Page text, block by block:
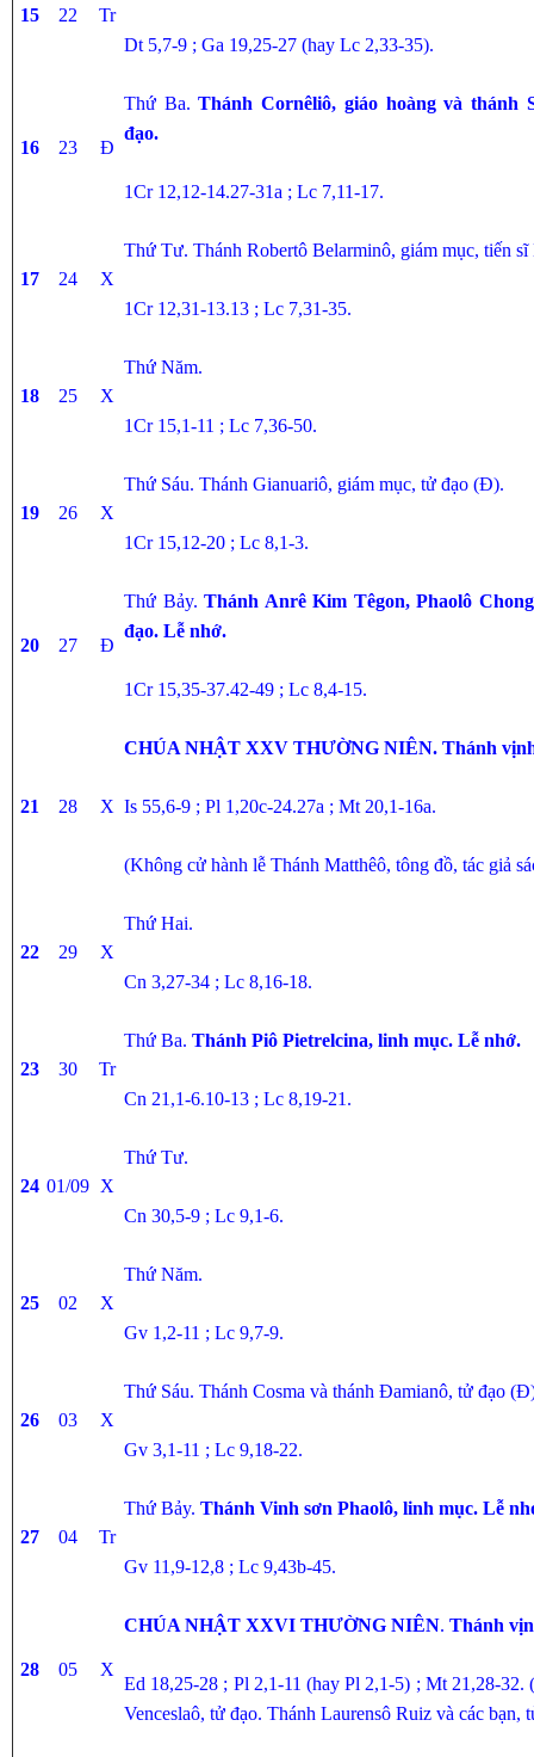
15 22
Tr
Dt 5,7-9 ; Ga 19,25-27 (hay Lc 2,33-35).
16 23 Đ
Thứ Ba.Thánh Cornêliô, giáo hoàng và thánh
đạo.
1Cr 12,12-14.27-31a ; Lc 7,11-17.
17 24 X
Thứ Tư. Thánh Robertô Belarminô, giám mục, tiến
1Cr 12,31-13.13 ; Lc 7,31-35.
18 25 X
Thứ Năm.
1Cr 15,1-11 ; Lc 7,36-50.
19 26 X
Thứ Sáu. Thánh Gianuariô, giám mục, tử đạo (Đ).
1Cr 15,12-20 ; Lc 8,1-3.
20 27 Đ
Thứ Bảy. Thánh Anrê Kim Têgon, Phaolô
đạo. Lễ nhớ.
1Cr 15,35-37.42-49 ; Lc 8,4-15.
21 28 X
CHÚA NHẬT XXV THƯỜNG NIÊN. Thánh
Is 55,6-9 ; Pl 1,20c-24.27a ; Mt 20,1-16a.
(Không cử hành lễ Thánh Matthêô, tông đồ, tác giả
22 29 X
Thứ Hai.
Cn 3,27-34 ; Lc 8,16-18.
23 30 Tr
Thứ Ba. Thánh Piô Pietrelcina, linh mục. Lễ nhớ.
Cn 21,1-6.10-13 ; Lc 8,19-21.
24 01/09 X
Thứ Tư.
Cn 30,5-9 ; Lc 9,1-6.
25 02 X
Thứ Năm.
Gv 1,2-11 ; Lc 9,7-9.
26 03 X
Thứ Sáu. Thánh Cosma và thánh Đamianô, tử đạo
Gv 3,1-11 ; Lc 9,18-22.
27 04 Tr
Thứ Bảy. Thánh Vinh sơn Phaolô, linh mục. Lễ
Gv 11,9-12,8 ; Lc 9,43b-45.
28 05 X
CHÚA NHẬT XXVI THƯỜNG NIÊN. Thánh
Ed 18,25-28 ; Pl 2,1-11 (hay Pl 2,1-5) ; Mt 21,28-32.
Venceslaô, tử đạo. Thánh Laurensô Ruiz và các bạn,